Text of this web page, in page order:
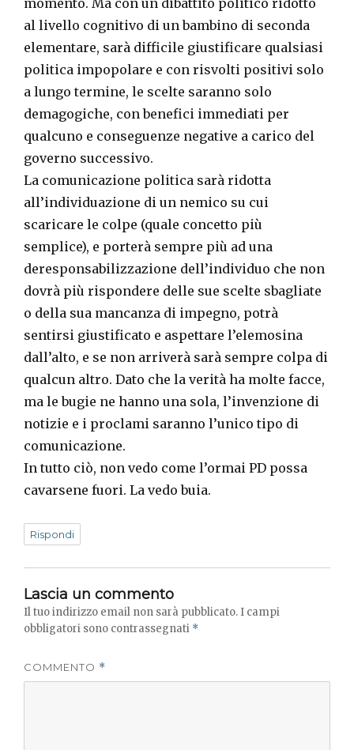
al livello cognitivo di un bambino di seconda
elementare, sarà difficile giustificare qualsiasi
politica impopolare e con risvolti positivi solo
a lungo termine, le scelte saranno solo
demagogiche, con benefici immediati per
qualcuno e conseguenze negative a carico del
governo successivo.
La comunicazione politica sarà ridotta
all’individuazione di un nemico su cui
scaricare le colpe (quale concetto più
semplice), e porterà sempre più ad una
deresponsabilizzazione dell’individuo che non
dovrà più rispondere delle sue scelte sbagliate
o della sua mancanza di impegno, potrà
sentirsi giustificato e aspettare l’elemosina
dall’alto, e se non arriverà sarà sempre colpa di
qualcun altro. Dato che la verità ha molte facce,
ma le bugie ne hanno una sola, l’invenzione di
notizie e i proclami saranno l’unico tipo di
comunicazione.
In tutto ciò, non vedo come l’ormai PD possa
cavarsene fuori. La vedo buia.
Rispondi
Lascia un commento
Il tuo indirizzo email non sarà pubblicato. I campi
obbligatori sono contrassegnati *
COMMENTO *